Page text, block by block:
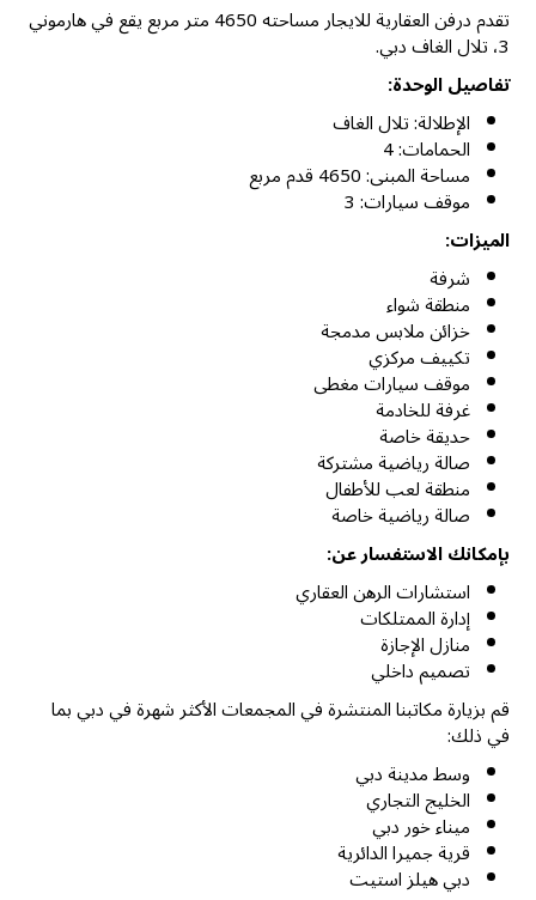
تقدم درفن العقارية للايجار مساحته 4650 متر مربع يقع في هارموني
3، تلال الغاف دبي.
تفاصيل الوحدة:
الإطلالة: تلال الغاف
الحمامات: 4
مساحة المبنى: 4650 قدم مربع
موقف سيارات: 3
الميزات:
شرفة
منطقة شواء
خزائن ملابس مدمجة
تكييف مركزي
موقف سيارات مغطى
غرفة للخادمة
حديقة خاصة
صالة رياضية مشتركة
منطقة لعب للأطفال
صالة رياضية خاصة
بإمكانك الاستفسار عن:
استشارات الرهن العقاري
إدارة الممتلكات
منازل الإجازة
تصميم داخلي
قم بزيارة مكاتبنا المنتشرة في المجمعات الأكثر شهرة في دبي بما
في ذلك:
وسط مدينة دبي
الخليج التجاري
ميناء خور دبي
قرية جميرا الدائرية
دبي هيلز استيت